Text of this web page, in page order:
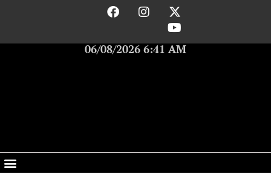
06/08/2026 6:41 AM